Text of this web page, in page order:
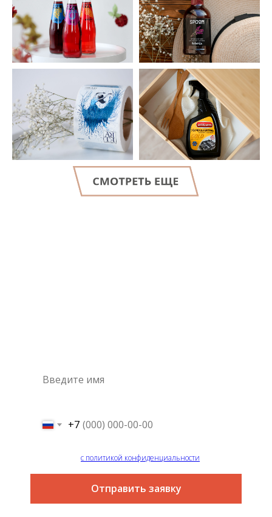
LET'S GO!
+7
с политикой конфиденциальности
Отправить заявку